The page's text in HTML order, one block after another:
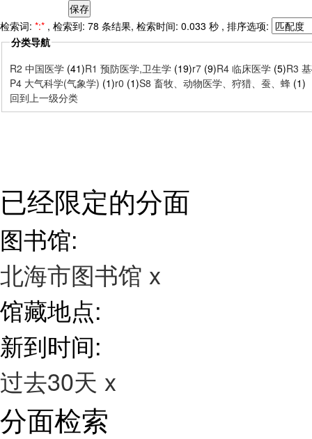
检索词: *:* , 检索到: 78 条结果, 检索时间: 0.033 秒 , 排序选项:
分类导航
R2 中国医学 (41)R1 预防医学,卫生学 (19)r7 (9)R4 临床医学 (5)R3
P4 大气科学(气象学) (1)r0 (1)S8 畜牧、动物医学、狩猎、蚕、蜂 (1)
回到上一级分类
已经限定的分面
图书馆:
北海市图书馆 x
馆藏地点:
新到时间:
过去30天 x
分面检索